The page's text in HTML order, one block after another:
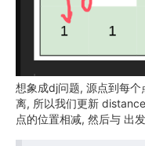
想象成dj问题, 源点到每
离, 所以我们更新
点的位置相减, 然后与 出